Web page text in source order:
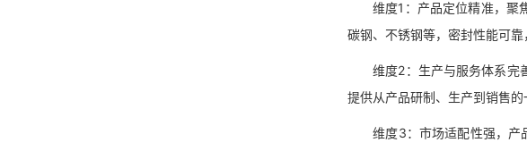
维度1：产品定位精准，聚焦
碳钢、不锈钢等，密封性能可靠
维度2：生产与服务体系完善
提供从产品研制、生产到销售的
维度3：市场适配性强，产品